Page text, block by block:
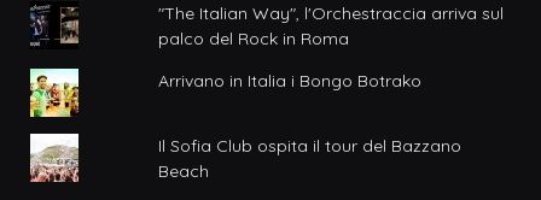
"The Italian Way", l'Orchestraccia arriva sul
palco del Rock in Roma
Arrivano in Italia i Bongo Botrako
Il Sofia Club ospita il tour del Bazzano
Beach